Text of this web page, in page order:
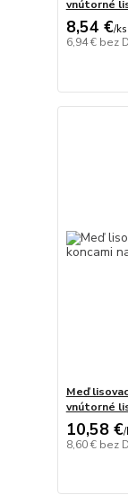
vnútorné
8,54 €/ks
6,94 € bez
Meď
vnútorné
10,58 €/
8,60 € bez